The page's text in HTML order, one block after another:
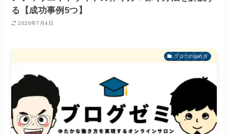
る【成功事例5つ】
2026年7月4日
ブログの始め方